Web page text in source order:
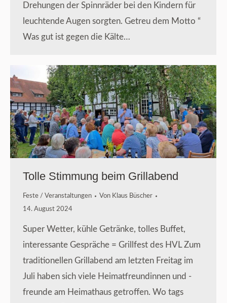
Drehungen der Spinnräder bei den Kindern für
leuchtende Augen sorgten. Getreu dem Motto “
Was gut ist gegen die Kälte…
Tolle Stimmung beim Grillabend
Feste / Veranstaltungen Von Klaus Büscher
14. August 2024
Super Wetter, kühle Getränke, tolles Buffet,
interessante Gespräche = Grillfest des HVL Zum
traditionellen Grillabend am letzten Freitag im
Juli haben sich viele Heimatfreundinnen und -
freunde am Heimathaus getroffen. Wo tags